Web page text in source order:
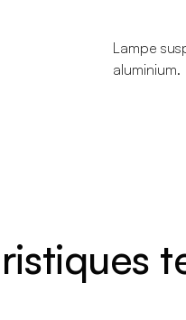
Lampe
aluminium.